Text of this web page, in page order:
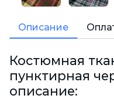
Описание
Костюмная
пунктирная
описание: